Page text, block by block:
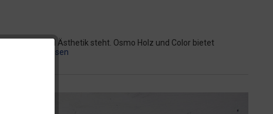
und Ästhetik steht. Osmo Holz und Color bietet
>> Weiterlesen